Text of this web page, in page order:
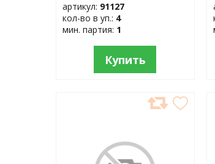
артикул: 91127
кол-во в уп.: 4
мин. партия: 1
Купить